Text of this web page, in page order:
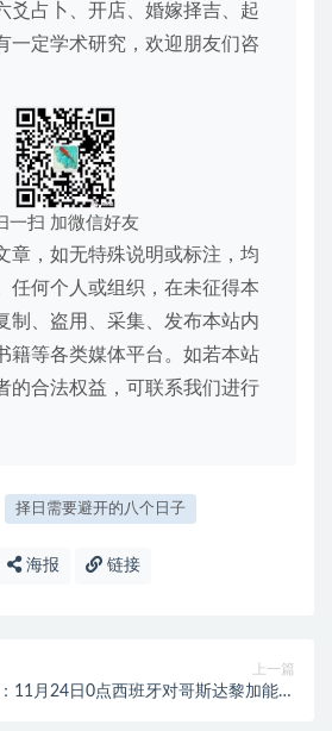
爻占卜、开店、婚嫁择吉、起
一定学术研究，欢迎朋友们咨
一扫 加微信好友
章，如无特殊说明或标注，均
任何个人或组织，在未征得本
制、盗用、采集、发布本站内
籍等各类媒体平台。如若本站
的合法权益，可联系我们进行
择日需要避开的八个日子
海报 链接
上一篇
11月24日0点西班牙对哥斯达黎加能赢